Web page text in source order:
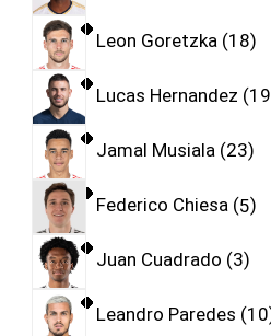
Leon Goretzka 18
Lucas Hernandez 19
Jamal Musiala 23
Federico Chiesa 5
Juan Cuadrado 3
Leandro Paredes 10